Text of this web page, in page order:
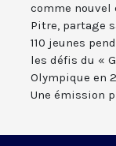
comme nouvel
Pitre, partage
110 jeunes
les défis du «
Olympique en
Une émission